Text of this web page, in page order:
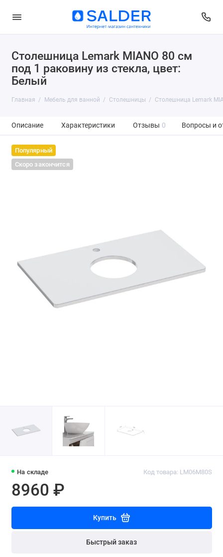
Столешница Lemark MIANO 80 см
под 1 раковину из стекла, цвет:
Белый
Главная Мебель для ванной Столешницы Столешница Lemark
Описание Характеристики Отзывы 0 Вопросы и
Популярный
Скоро закончится
На складе Код товара: LM06M80S
8960 ₽
Купить
Быстрый заказ